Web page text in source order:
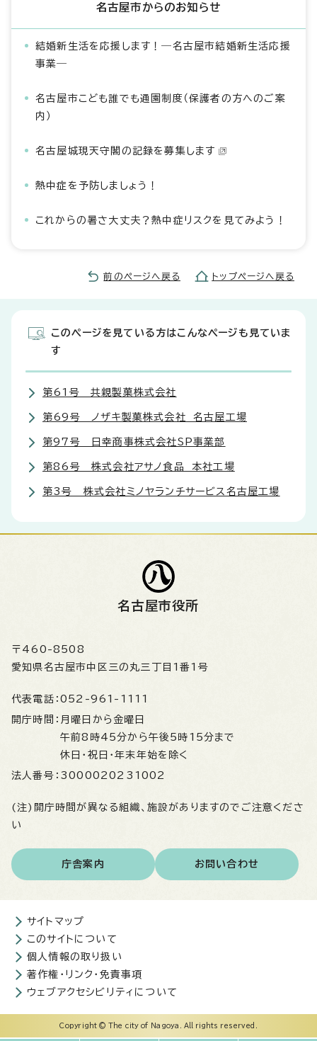
名古屋市からのお知らせ
結婚新生活を応援します！―名古屋市結婚新生活応援
事業―
名古屋市こども誰でも通園制度（保護者の方へのご案
内）
名古屋城現天守閣の記録を募集します
熱中症を予防しましょう！
これからの暑さ大丈夫？熱中症リスクを見てみよう！
前のページへ戻る トップページへ戻る
このページを見ている方はこんなページも見ていま
す
第61号 共親製菓株式会社
第69号 ノザキ製菓株式会社 名古屋工場
第97号 日幸商事株式会社SP事業部
第86号 株式会社アサノ食品 本社工場
第3号 株式会社ミノヤランチサービス名古屋工場
名古屋市役所
〒460-8508
愛知県名古屋市中区三の丸三丁目1番1号
代表電話： 052-961-1111
開庁時間： 月曜日から金曜日
午前8時45分から午後5時15分まで
休日・祝日・年末年始を除く
法人番号： 3000020231002
(注)開庁時間が異なる組織、施設がありますのでご注意くださ
い
庁舎案内 お問い合わせ
サイトマップ
このサイトについて
個人情報の取り扱い
著作権・リンク・免責事項
ウェブアクセシビリティについて
Copyright © The city of Nagoya. All rights reserved.